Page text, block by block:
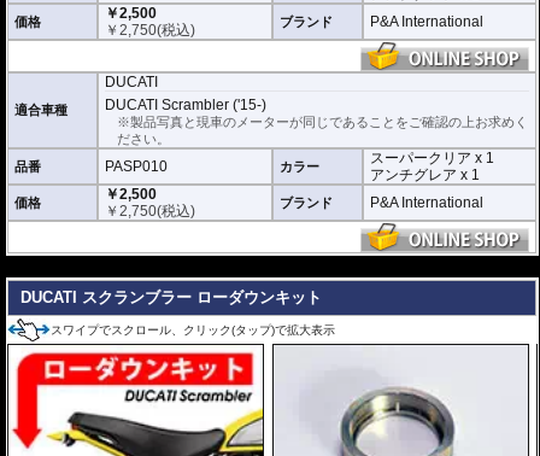
DUCATI スクランブラー ローダウンキット
スワイプでスクロール、クリック(タップ)で拡大表示
アンチグレア :
マット仕上げが施され、太
陽光などによる反射を軽減。視認性の低下
を防ぎ、メーターを読み取りやすくしま
取付キット付属 :取り付けに便利なクリー
ニングクロス、細かい埃も除去する粘着シート、気泡の混入を防ぎ、きれいに
仕上げるスキージがセットになっています。
またこのフィルムは多少の気泡なら数時間から２日ほどで自然に気泡が消える
優れもの。満足のいく取付が容易になりました。
シリコーン系粘着材を採用し、メーターを痛めることがありません。フィルム
を剥がせば、元通りの状態になります。
価格
￥2,500
￥2,750(税込) ブランド P&A International
適合車種
DUCATI
DUCATI Scrambler ('15-)
※製品写真と現車のメーターが同じであることをご確認の上お求めく
ださい。
品番
PASP010 カラー
スーパークリア x 1
アンチグレア x 1
価格
￥2,500
￥2,750(税込) ブランド P&A International